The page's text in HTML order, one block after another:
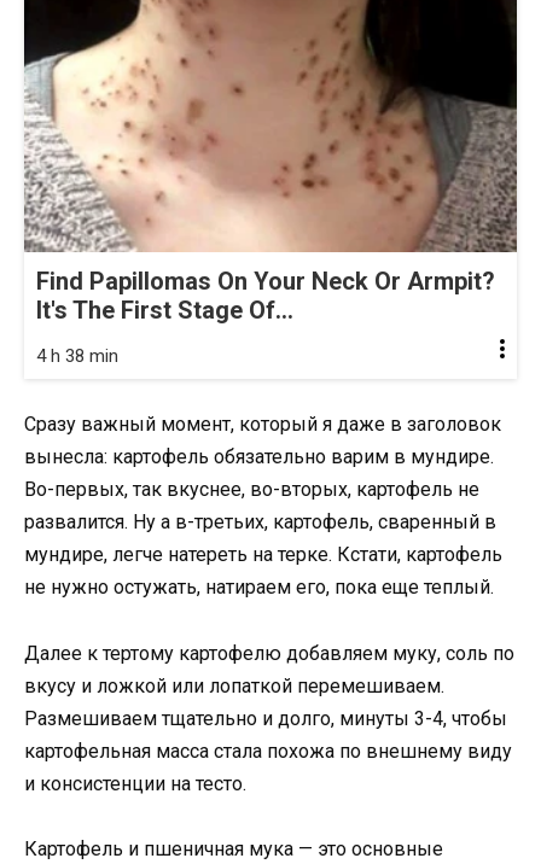
Find Papillomas On Your Neck Or Armpit?
It's The First Stage Of...
4 h 38 min
Сразу важный момент, который я даже в заголовок
вынесла: картофель обязательно варим в мундире.
Во-первых, так вкуснее, во-вторых, картофель не
развалится. Ну а в-третьих, картофель, сваренный в
мундире, легче натереть на терке. Кстати, картофель
не нужно остужать, натираем его, пока еще теплый.
Далее к тертому картофелю добавляем муку, соль по
вкусу и ложкой или лопаткой перемешиваем.
Размешиваем тщательно и долго, минуты 3-4, чтобы
картофельная масса стала похожа по внешнему виду
и консистенции на тесто.
Картофель и пшеничная мука — это основные